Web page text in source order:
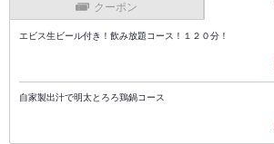
クーポン
エビス生ビール付き！飲み放題コース！１２０分！
自家製出汁で明太とろろ鶏鍋コース